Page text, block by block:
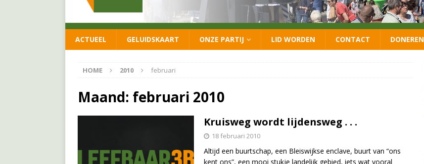
[ 26 juni 2026 ] Leefbaar 3B en CDA presenteren coalitieakkoord: ‘Groeien met behoud van karakter’
ACTUEEL GELUIDSKAART ONZE PARTIJ LID WORDEN CONTACT DONEREN
HOME 2010 februari
Maand: februari 2010
Kruisweg wordt lijdensweg . . .
18 februari 2010
Altijd een buurtschap, een Bleiswijkse enclave, buurt van “ons
kent ons”, een mooi stukje landelijk gebied, iets wat vooral